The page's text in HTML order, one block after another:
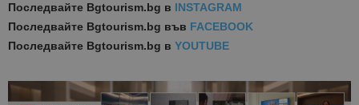
Последвайте Bgtourism.bg в INSTAGRAM
Последвайте Bgtourism.bg във FACEBOOK
Последвайте Bgtourism.bg в YOUTUBE